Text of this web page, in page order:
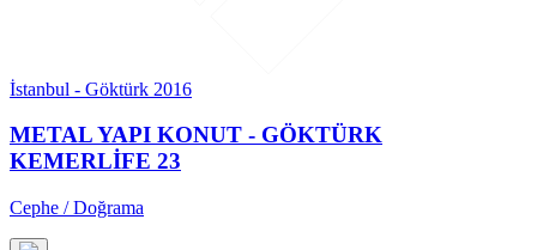
İstanbul - Göktürk 2016
METAL YAPI KONUT - GÖKTÜRK
KEMERLİFE 23
Cephe / Doğrama